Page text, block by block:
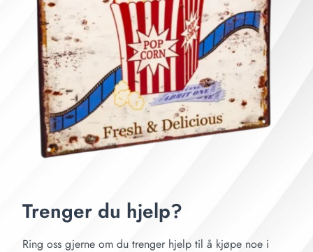
Trenger du hjelp?
Ring oss gjerne om du trenger hjelp til å kjøpe noe i